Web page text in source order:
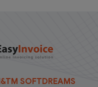
SOFTDREAMS